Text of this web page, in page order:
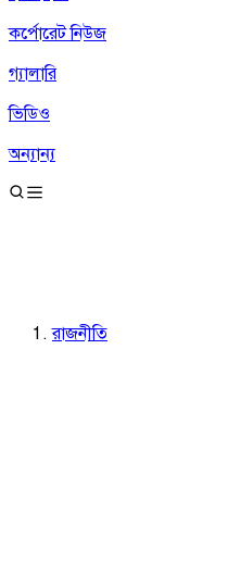
কর্পোরেট নিউজ
গ্যালারি
ভিডিও
অন্যান্য
রাজনীতি